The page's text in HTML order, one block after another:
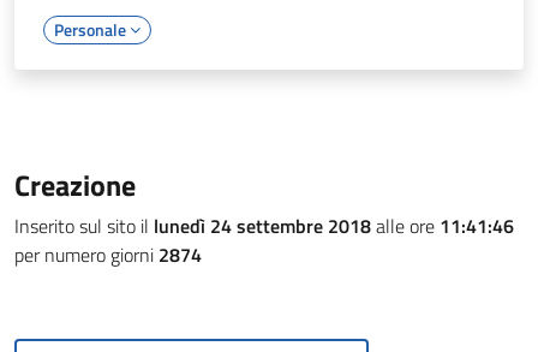
Personale
Creazione
Inserito sul sito il lunedì 24 settembre 2018alle ore 11:41:46
per numero giorni 2874